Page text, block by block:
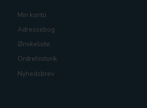
Min konto
Adressebog
Ønskeliste
Ordrehistorik
Nyhedsbrev